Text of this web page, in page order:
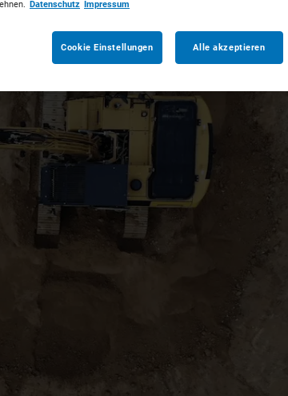
Datenschutz Impressum
Alle akzeptieren
Cookie Einstellungen